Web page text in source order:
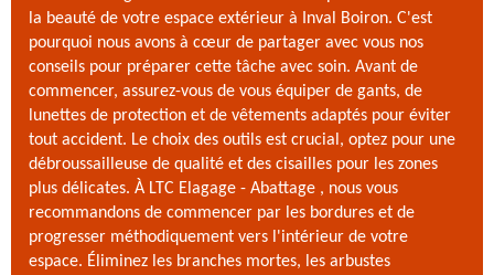
la beauté de votre espace extérieur à Inval Boiron. C'est
pourquoi nous avons à cœur de partager avec vous nos
conseils pour préparer cette tâche avec soin. Avant de
commencer, assurez-vous de vous équiper de gants, de
lunettes de protection et de vêtements adaptés pour éviter
tout accident. Le choix des outils est crucial, optez pour une
débroussailleuse de qualité et des cisailles pour les zones
plus délicates. À LTC Elagage - Abattage , nous vous
recommandons de commencer par les bordures et de
progresser méthodiquement vers l'intérieur de votre
espace. Éliminez les branches mortes, les arbustes